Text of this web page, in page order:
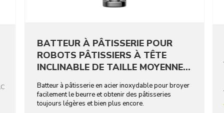
BATTEUR À PÂTISSERIE POUR
ROBOTS PÂTISSIERS À TÊTE
INCLINABLE DE TAILLE MOYENNE -
ACIER INOXYDABLE
Batteur à pâtisserie en acier inoxydable pour broyer
facilement le beurre et obtenir des pâtisseries
toujours légères et bien plus encore.